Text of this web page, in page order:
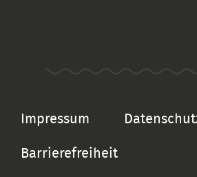
Impressum
Barrierefreiheit